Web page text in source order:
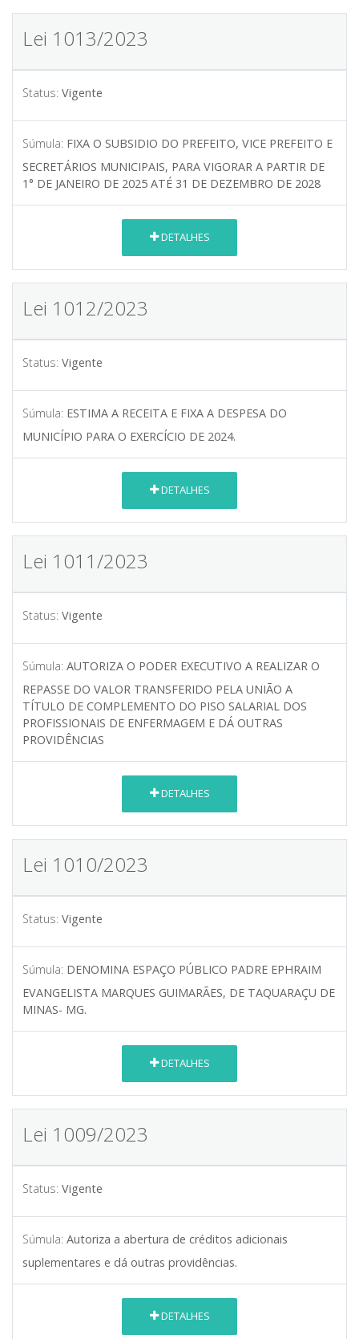
Lei 1013/2023
Status: Vigente
Súmula: FIXA O SUBSIDIO DO PREFEITO, VICE PREFEITO E
SECRETÁRIOS MUNICIPAIS, PARA VIGORAR A PARTIR DE
1° DE JANEIRO DE 2025 ATÉ 31 DE DEZEMBRO DE 2028
DETALHES
Lei 1012/2023
Status: Vigente
Súmula: ESTIMA A RECEITA E FIXA A DESPESA DO
MUNICÍPIO PARA O EXERCÍCIO DE 2024.
DETALHES
Lei 1011/2023
Status: Vigente
Súmula: AUTORIZA O PODER EXECUTIVO A REALIZAR O
REPASSE DO VALOR TRANSFERIDO PELA UNIÃO A
TÍTULO DE COMPLEMENTO DO PISO SALARIAL DOS
PROFISSIONAIS DE ENFERMAGEM E DÁ OUTRAS
PROVIDÊNCIAS
DETALHES
Lei 1010/2023
Status: Vigente
Súmula: DENOMINA ESPAÇO PÚBLICO PADRE EPHRAIM
EVANGELISTA MARQUES GUIMARÃES, DE TAQUARAÇU DE
MINAS- MG.
DETALHES
Lei 1009/2023
Status: Vigente
Súmula: Autoriza a abertura de créditos adicionais
suplementares e dá outras providências.
DETALHES